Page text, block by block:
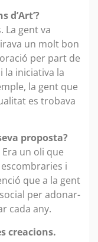
d’Art’?
La gent va
un molt bon
per part de
la iniciativa la
la gent que
es trobava
proposta?
un oli que
i
que a la gent
per adonar-
cada any.
creacions.